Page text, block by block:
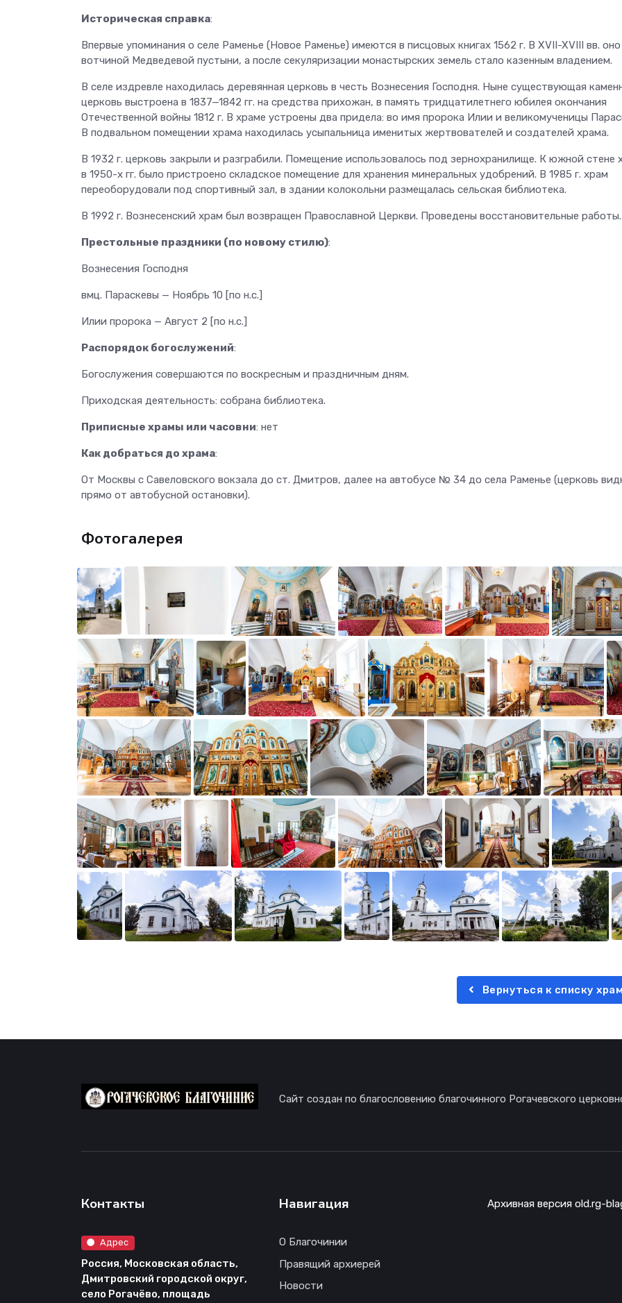
Историческая справка:
Впервые упоминания о селе Раменье (Новое Раменье) имеются в писцовых книгах 1562 г. В XVII-XVIII вв.
вотчиной Медведевой пустыни, а после секуляризации монастырских земель стало казенным владением.
В селе издревле находилась деревянная церковь в честь Вознесения Господня. Ныне существующая
церковь выстроена в 1837—1842 гг. на средства прихожан, в память тридцатилетнего юбилея окончания
Отечественной войны 1812 г. В храме устроены два придела: во имя пророка Илии и великомученицы
В подвальном помещении храма находилась усыпальница именитых жертвователей и создателей храма.
В 1932 г. церковь закрыли и разграбили. Помещение использовалось под зернохранилище. К южной стене
в 1950-х гг. было пристроено складское помещение для хранения минеральных удобрений. В 1985 г. храм
переоборудовали под спортивный зал, в здании колокольни размещалась сельская библиотека.
В 1992 г. Вознесенский храм был возвращен Православной Церкви. Проведены восстановительные работы.
Престольные праздники (по новому стилю):
Вознесения Господня
вмц. Параскевы — Ноябрь 10 [по н.с.]
Илии пророка — Август 2 [по н.с.]
Распорядок богослужений:
Богослужения совершаются по воскресным и праздничным дням.
Приходская деятельность: собрана библиотека.
Приписные храмы или часовни: нет
Как добраться до храма:
От Москвы с Савеловского вокзала до ст. Дмитров, далее на автобусе № 34 до села Раменье (церковь
прямо от автобусной остановки).
Фотогалерея
Вернуться к списку
Сайт создан по благословению благочинного Рогачевского
Контакты
Адрес
Россия, Московская область,
Дмитровский городской округ,
село Рогачёво, площадь
Навигация
О Благочинии
Правящий архиерей
Новости
Архивная версия old.rg-